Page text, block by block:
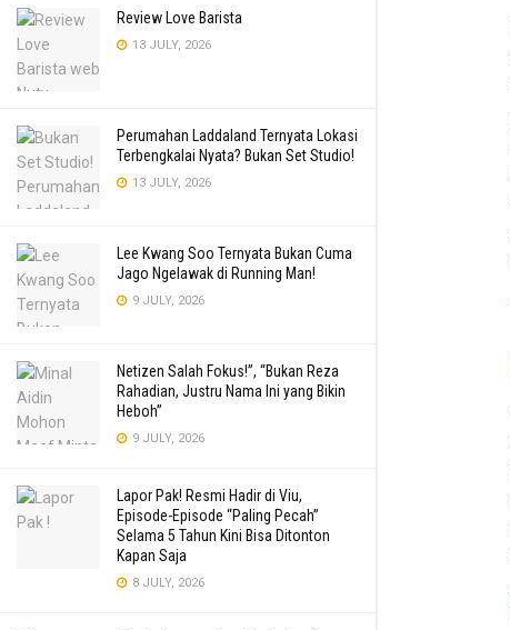
Review Love Barista
13 JULY, 2026
Perumahan Laddaland Ternyata Lokasi
Terbengkalai Nyata? Bukan Set Studio!
13 JULY, 2026
Lee Kwang Soo Ternyata Bukan Cuma
Jago Ngelawak di Running Man!
9 JULY, 2026
Netizen Salah Fokus!”, “Bukan Reza
Rahadian, Justru Nama Ini yang Bikin
Heboh”
9 JULY, 2026
Lapor Pak! Resmi Hadir di Viu,
Episode-Episode “Paling Pecah”
Selama 5 Tahun Kini Bisa Ditonton
Kapan Saja
8 JULY, 2026